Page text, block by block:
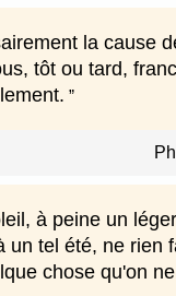
la cause
tôt ou tard,
à peine un
un tel été, ne rien
chose qu'on